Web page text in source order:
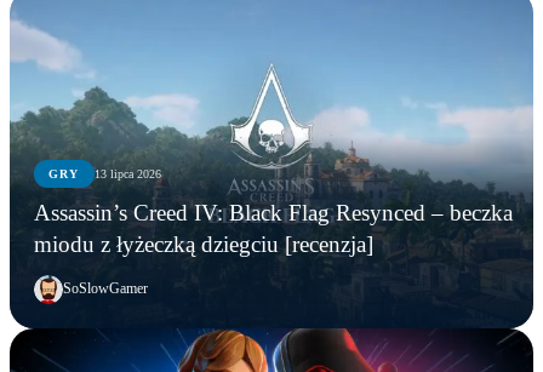
GRY 13 lipca 2026
Assassin’s Creed IV: Black Flag Resynced – beczka
miodu z łyżeczką dziegciu [recenzja]
SoSlowGamer